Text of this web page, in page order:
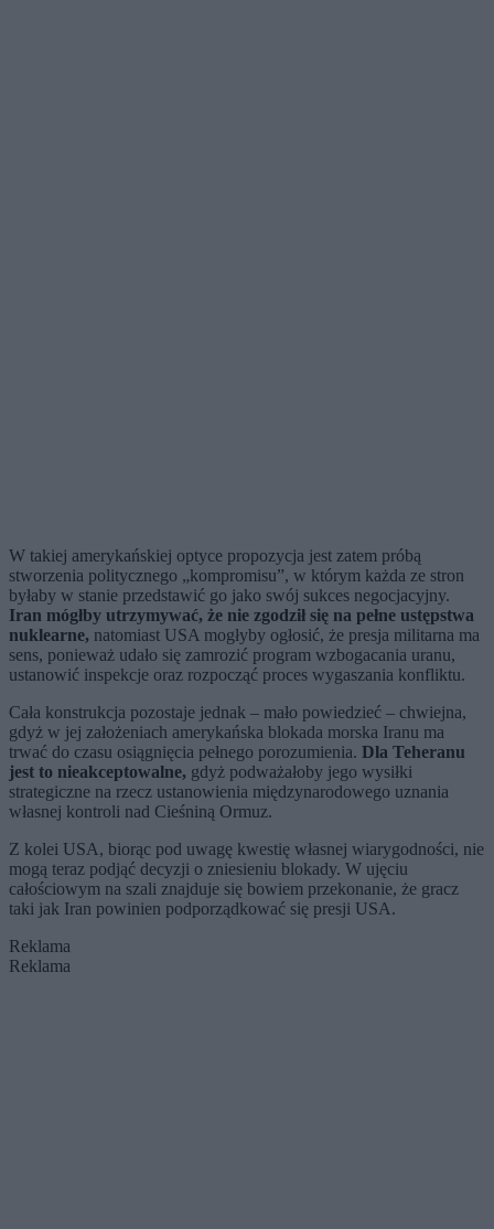
W takiej amerykańskiej optyce propozycja jest zatem próbą
stworzenia politycznego „kompromisu”, w którym każda ze stron
byłaby w stanie przedstawić go jako swój sukces negocjacyjny.
Iran mógłby utrzymywać, że nie zgodził się na pełne ustępstwa
nuklearne, natomiast USA mogłyby ogłosić, że presja militarna ma
sens, ponieważ udało się zamrozić program wzbogacania uranu,
ustanowić inspekcje oraz rozpocząć proces wygaszania konfliktu.
Cała konstrukcja pozostaje jednak – mało powiedzieć – chwiejna,
gdyż w jej założeniach amerykańska blokada morska Iranu ma
trwać do czasu osiągnięcia pełnego porozumienia. Dla Teheranu
jest to nieakceptowalne, gdyż podważałoby jego wysiłki
strategiczne na rzecz ustanowienia międzynarodowego uznania
własnej kontroli nad Cieśniną Ormuz.
Z kolei USA, biorąc pod uwagę kwestię własnej wiarygodności, nie
mogą teraz podjąć decyzji o zniesieniu blokady. W ujęciu
całościowym na szali znajduje się bowiem przekonanie, że gracz
taki jak Iran powinien podporządkować się presji USA.
Reklama
Reklama